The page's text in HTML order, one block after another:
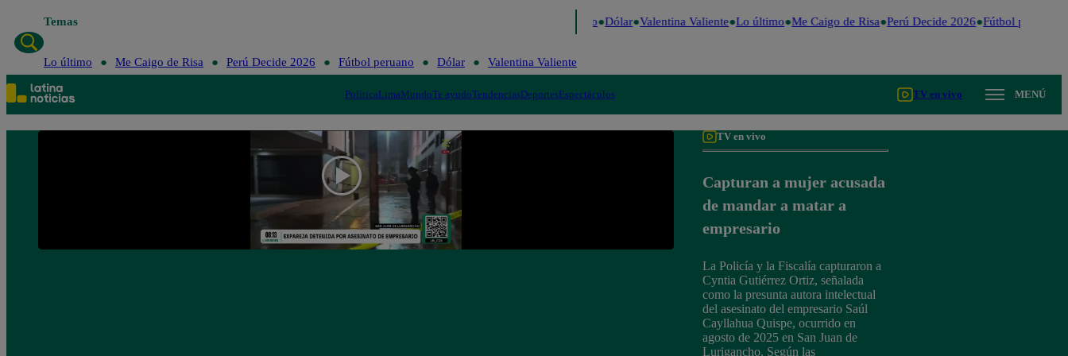
Temas Dólar Valentina Valiente Lo último Me Caigo de Risa Perú Decide 2026 Fútbol peruano
Lo último Me Caigo de Risa Perú Decide 2026 Fútbol peruano Dólar Valentina Valiente
PolíticaLimaMundoTe ayudoTendenciasDeportesEspectáculos TV en vivo MENÚ
TV en vivo
Capturan a mujer acusada
de mandar a matar a
empresario
La Policía y la Fiscalía capturaron a
Cyntia Gutiérrez Ortiz, señalada
como la presunta autora intelectual
del asesinato del empresario Saúl
Cayllahua Quispe, ocurrido en
agosto de 2025 en San Juan de
Lurigancho. Según las